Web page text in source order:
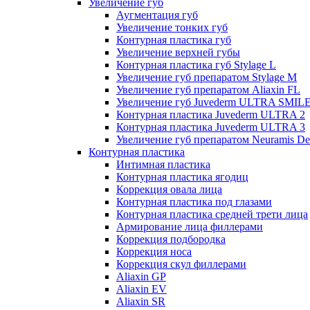
Увеличение губ
Аугментация губ
Увеличение тонких губ
Контурная пластика губ
Увеличение верхней губы
Контурная пластика губ Stylage L
Увеличение губ препаратом Stylage M
Увеличение губ препаратом Aliaxin FL
Увеличение губ Juvederm ULTRA
Контурная пластика Juvederm ULTRA 2
Контурная пластика Juvederm ULTRA 3
Увеличение губ препаратом Neuramis
Контурная пластика
Интимная пластика
Контурная пластика ягодиц
Коррекция овала лица
Контурная пластика под глазами
Контурная пластика средней трети лица
Армирование лица филлерами
Коррекция подбородка
Коррекция носа
Коррекция скул филлерами
Aliaxin GP
Aliaxin EV
Aliaxin SR